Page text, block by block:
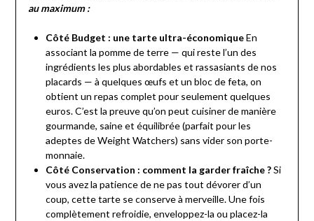
au maximum :
Côté Budget : une tarte ultra-économiqueEn
associant la pomme de terre — qui reste l’un des
ingrédients les plus abordables et rassasiants de nos
placards — à quelques œufs et un bloc de feta, on
obtient un repas complet pour seulement quelques
euros. C’est la preuve qu’on peut cuisiner de manière
gourmande, saine et équilibrée (parfait pour les
adeptes de Weight Watchers) sans vider son porte-
monnaie.
Côté Conservation : comment la garder fraîche ?Si
vous avez la patience de ne pas tout dévorer d’un
coup, cette tarte se conserve à merveille. Une fois
complètement refroidie, enveloppez-la ou placez-la